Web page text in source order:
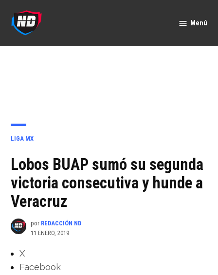
contenido
Menú
PUBLICADO
LIGA MX
Lobos BUAP sumó su segunda
victoria consecutiva y hunde a
Veracruz
por REDACCIÓN ND
11 ENERO, 2019
X
Facebook